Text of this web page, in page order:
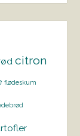
citron
flødeskum